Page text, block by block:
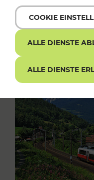
COOKIE
ALLE DIENSTE
ALLE DIENSTE